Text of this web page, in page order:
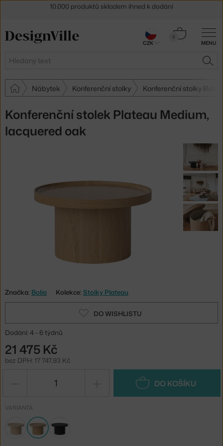
MENU
Hledat
0
Košík
Nábytek Konferenční stolky Konferenční stolky Bolia
Konferenční stolek Plateau Medium,
lacquered oak
Značka: Bolia Kolekce: Stolky Plateau
DO WISHLISTU
Dodání: 4 - 6 týdnů
21 475 Kč
bez DPH: 17 747,93 Kč
DO KOŠÍKU
VARIANTA
30 dní na vrácení zboží
CZK